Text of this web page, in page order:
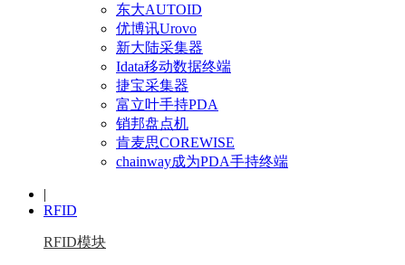
东大AUTOID
优博讯Urovo
新大陆采集器
Idata移动数据终端
捷宝采集器
富立叶手持PDA
销邦盘点机
肯麦思COREWISE
chainway成为PDA手持终端
|
RFID
RFID模块